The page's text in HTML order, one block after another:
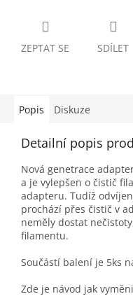
ZEPTAT SE SDÍLET
Popis Diskuze
Detailní popis
Nová genetrace
a je vylepšen o čistič
adapteru. Tudíž
prochází přes čistič v
neměly dostat
filamentu.
Součástí balení je 5ks
Zde je návod jak